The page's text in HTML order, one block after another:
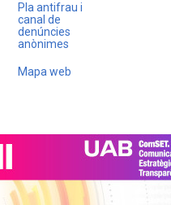
Pla antifrau i
canal de
denúncies
anònimes
Mapa web